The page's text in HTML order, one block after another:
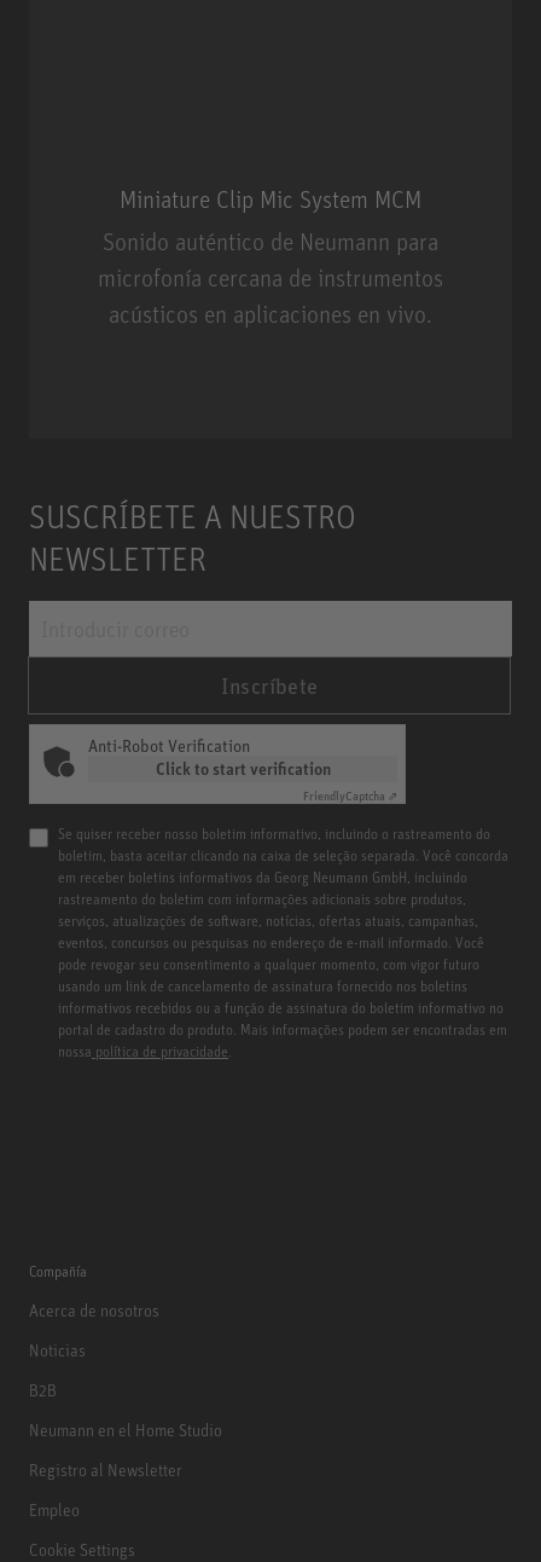
Miniature Clip Mic System MCM
Sonido auténtico de Neumann para
microfonía cercana de instrumentos
acústicos en aplicaciones en vivo.
SUSCRÍBETE A NUESTRO
NEWSLETTER
Inscríbete
Anti-Robot Verification
Click to start verification
FriendlyCaptcha ⇗
Se quiser receber nosso boletim informativo, incluindo o rastreamento do
boletim, basta aceitar clicando na caixa de seleção separada. Você concorda
em receber boletins informativos da Georg Neumann GmbH, incluindo
rastreamento do boletim com informações adicionais sobre produtos,
serviços, atualizações de software, notícias, ofertas atuais, campanhas,
eventos, concursos ou pesquisas no endereço de e-mail informado. Você
pode revogar seu consentimento a qualquer momento, com vigor futuro
usando um link de cancelamento de assinatura fornecido nos boletins
informativos recebidos ou a função de assinatura do boletim informativo no
portal de cadastro do produto. Mais informações podem ser encontradas em
nossa política de privacidade.
Compañía
Acerca de nosotros
Noticias
B2B
Neumann en el Home Studio
Registro al Newsletter
Empleo
Cookie Settings